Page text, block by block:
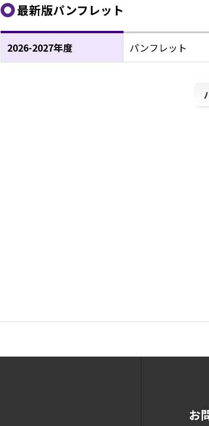
最新版パンフレット
2026-2027年度 パンフレット
お